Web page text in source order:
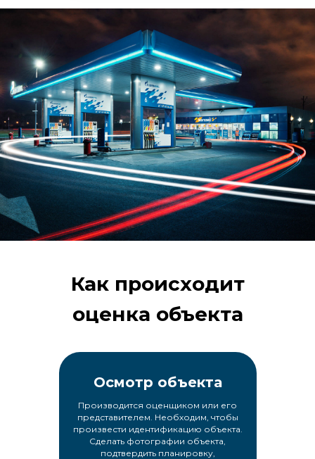
Производится оценщиком или его
представителем. Необходим, чтобы
произвести идентификацию объекта.
Сделать фотографии объекта,
подтвердить планировку,
Осмотр объекта
Как происходит
оценка объекта